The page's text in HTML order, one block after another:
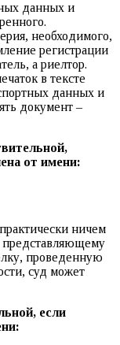
данных и
необходимого,
регистрации
а риелтор.
в тексте
данных и
документ –
от имени:
ничем
представляющему
проведенную
суд может
если